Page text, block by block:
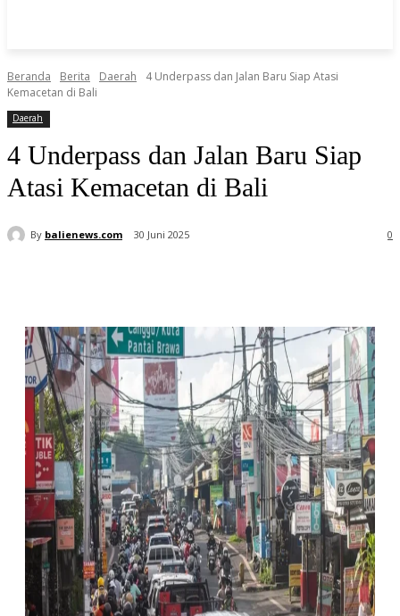
Beranda Berita Daerah
4 Underpass dan Jalan Baru Siap Atasi
Kemacetan di Bali
Daerah
4 Underpass dan Jalan Baru Siap
Atasi Kemacetan di Bali
By balienews.com 30 Juni 2025 0